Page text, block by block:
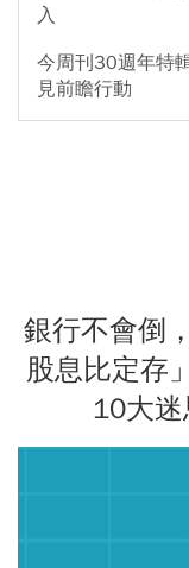
入
今周刊30週年特
見前瞻行動
銀行不會倒
股息比定存
10大